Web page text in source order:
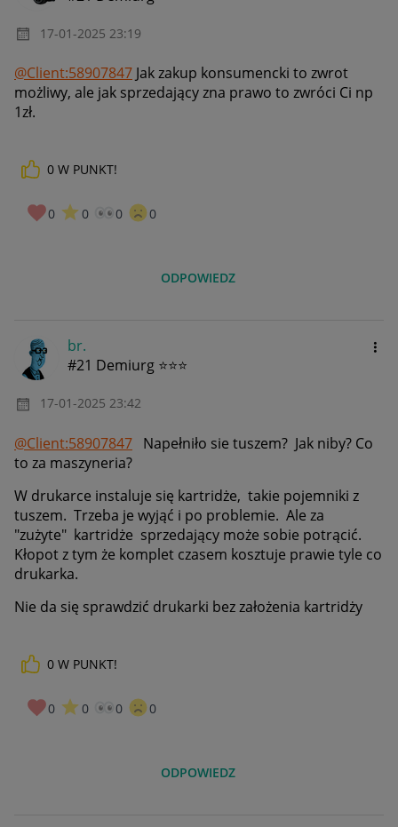
‎17-01-2025 23:19
@Client:58907847 Jak zakup konsumencki to zwrot
możliwy, ale jak sprzedający zna prawo to zwróci Ci np
1zł.
0 W PUNKT!
0 0 0 0
ODPOWIEDZ
br.
#21 Demiurg ⭐⭐⭐
‎17-01-2025 23:42
@Client:58907847 Napełniło sie tuszem? Jak niby? Co
to za maszyneria?
W drukarce instaluje się kartridże, takie pojemniki z
tuszem. Trzeba je wyjąć i po problemie. Ale za
"zużyte" kartridże sprzedający może sobie potrącić.
Kłopot z tym że komplet czasem kosztuje prawie tyle co
drukarka.
Nie da się sprawdzić drukarki bez założenia kartridży
0 W PUNKT!
0 0 0 0
ODPOWIEDZ